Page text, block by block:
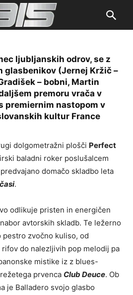
ljubljanskih odrov, se z
glasbenikov (Jernej Kržič –
– bobni, Martin
premoru vrača v
premiernim nastopom v
kultur France
dolgometražni plošči Perfect
baladni roker poslušalcem
domačo skladbo leta
.
odlikuje pristen in energičen
avtorskih skladb. Te ležerno
pestro zvočno kuliso, od
do nalezljivih pop melodij pa
mistike iz z blues-
prvenca Club Deuce. Ob
je Balladero svojo glasbo